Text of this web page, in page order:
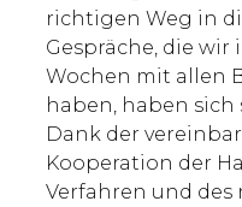
richtigen Weg in
Gespräche, die
Wochen mit allen
haben, haben sich
Dank der
Kooperation der
Verfahren und des